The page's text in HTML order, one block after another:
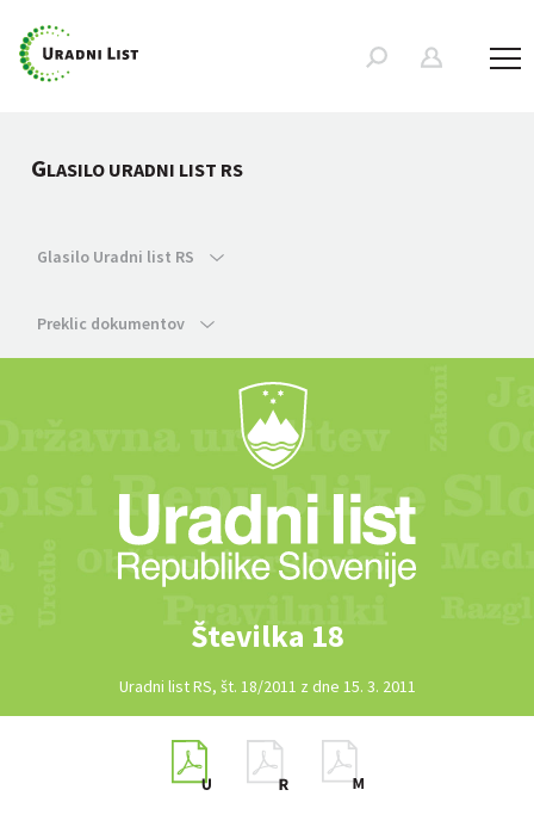
GLASILO URADNI LIST RS
Glasilo Uradni list RS
Preklic dokumentov
Številka 18
Uradni list RS, št. 18/2011 z dne 15. 3. 2011